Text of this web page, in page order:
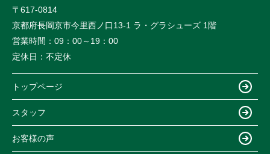
〒617-0814
京都府長岡京市今里西ノ口13-1 ラ・グラシューズ 1階
営業時間： 09：00～19：00
定休日： 不定休
トップページ
スタッフ
お客様の声